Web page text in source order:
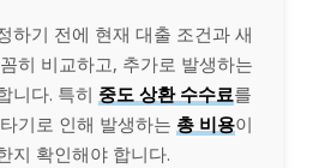
하기 전에 현재 대출 조건과 새
히 비교하고, 추가로 발생하는
니다. 특히 중도 상환 수수료를
기로 인해 발생하는 총 비용이
지 확인해야 합니다.